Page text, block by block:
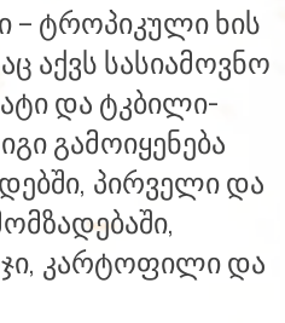
– ტროპიკული ხის
აქვს სასიამოვნო
და ტკბილი-
გამოიყენება
პირველი და
კარტოფილი და